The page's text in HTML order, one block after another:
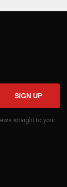
SIGN UP
straight to your